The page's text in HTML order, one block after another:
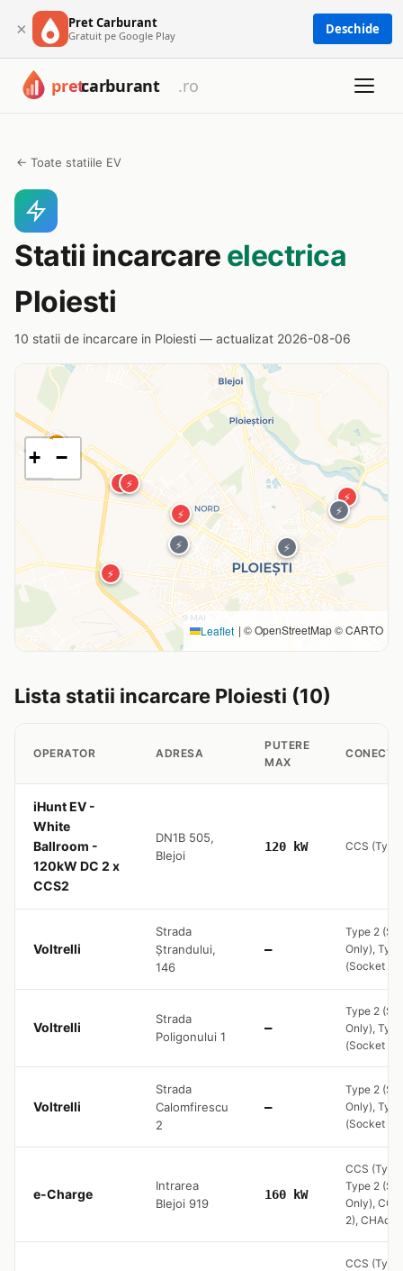
× Pret Carburant
Gratuit pe Google Play Deschide
← Toate statiile EV
Statii incarcare electrica
Ploiesti
10 statii de incarcare in Ploiesti — actualizat 2026-08-06
⚡
⚡
⚡ ⚡
⚡
⚡
⚡
⚡
⚡
⚡
+ −
Leaflet | © OpenStreetMap © CARTO
Lista statii incarcare Ploiesti (10)
OPERATOR ADRESA
PUTERE
MAX
iHunt EV -
White
Ballroom -
120kW DC 2 x
CCS2
DN1B 505,
Blejoi
120 kW CCS (Type
Voltrelli
Strada
Ștrandului,
146
—
Type 2
Only),
(Socket
Voltrelli
Strada
Poligonului 1
—
Type 2
Only),
(Socket
Voltrelli
Strada
Calomfirescu
2
—
Type 2
Only),
(Socket
e-Charge
Intrarea
Blejoi 919
160 kW
CCS (Type
Type 2
Only),
2),
CCS (Type